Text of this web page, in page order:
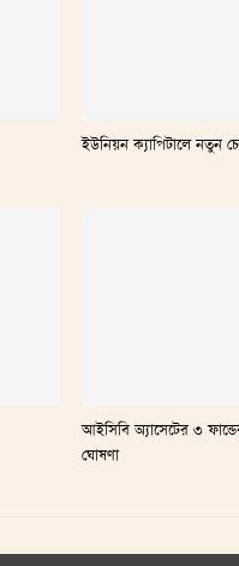
ইউনিয়ন ক্যাপিটালে নতুন
আইসিবি অ্যাসেটের ৩
ঘোষণা